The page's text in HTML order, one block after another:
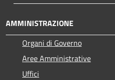
AMMINISTRAZIONE
Organi di Governo
Aree Amministrative
Uffici